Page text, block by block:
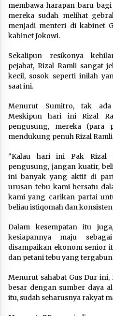
membawa harapan baru
mereka sudah melihat
menjadi menteri di kabinet
kabinet Jokowi.
Sekalipun resikonya
pejabat, Rizal Ramli sangat
kecil, sosok seperti inilah
saat ini.
Menurut Sumitro, tak
Meskipun hari ini Rizal
pengusung, mereka (para
mendukung penuh Rizal
“Kalau hari ini Pak Rizal
pengusung, jangan kuatir,
ini banyak yang aktif di
urusan tebu kami bersatu
kami yang carikan partai
beliau istiqomah dan
Dalam kesempatan itu
kesiapannya maju
disampaikan ekonom senior
dan petani tebu yang
Menurut sahabat Gus Dur
besar dengan sumber daya
itu, sudah seharusnya rakyat